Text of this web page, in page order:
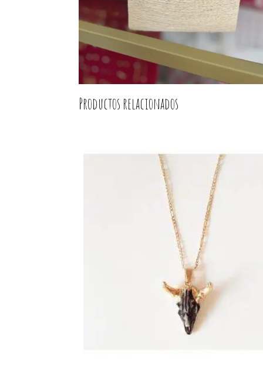
Productos relacionados